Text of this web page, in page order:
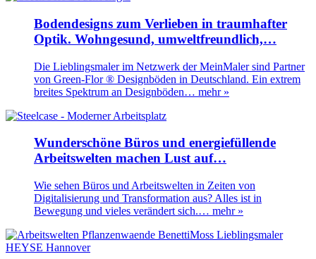
Bodendesigns zum Verlieben in traumhafter
Optik. Wohngesund, umweltfreundlich,…
Die Lieblingsmaler im Netzwerk der MeinMaler sind Partner
von Green-Flor ® Designböden in Deutschland. Ein extrem
breites Spektrum an Designböden… mehr »
Wunderschöne Büros und energiefüllende
Arbeitswelten machen Lust auf…
Wie sehen Büros und Arbeitswelten in Zeiten von
Digitalisierung und Transformation aus? Alles ist in
Bewegung und vieles verändert sich.… mehr »